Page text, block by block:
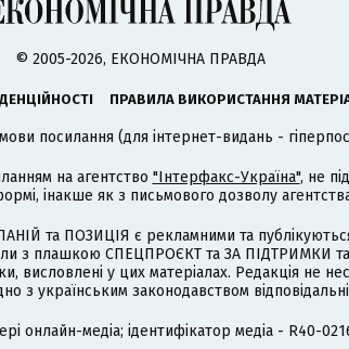
© 2005-2026, ЕКОНОМІЧНА ПРАВДА
ПРАВИЛА ВИКОРИСТАННЯ
посилання (для інтернет-видань -
на агентство "Інтерфакс-Україна", не
інакше як з письмового дозволу
та ПОЗИЦІЯ є рекламними та
з плашкою СПЕЦПРОЄКТ та ЗА ПІДТРИМКИ
висловлені у цих матеріалах. Редакція не
з українським законодавством
онлайн-медіа; ідентифікатор медіа - R40-